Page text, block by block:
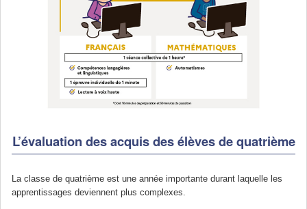
L’évaluation des acquis des élèves de quatrième
La classe de quatrième est une année importante durant laquelle les
apprentissages deviennent plus complexes.